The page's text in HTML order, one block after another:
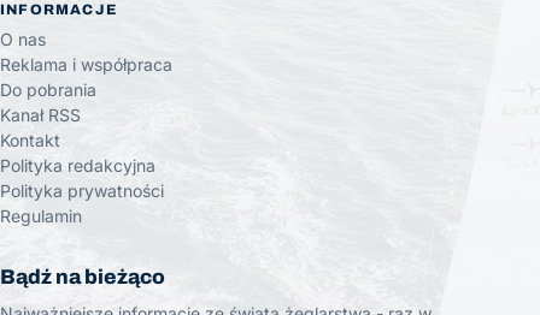
INFORMACJE
O nas
Reklama i współpraca
Do pobrania
Kanał RSS
Kontakt
Polityka redakcyjna
Polityka prywatności
Regulamin
Bądź na bieżąco